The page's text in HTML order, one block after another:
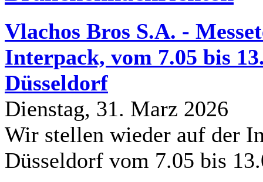
Vlachos Bros S.A. -
Interpack, vom 7.05 bis
Düsseldorf
Dienstag, 31. Marz 2026
Wir stellen wieder auf der
Düsseldorf vom 7.05 bis